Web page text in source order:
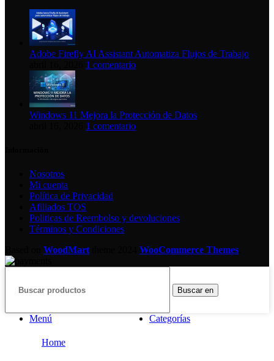
Adobe Firefly AI Assistant Automatiza Flujos de Trabajo
1 comentario
Windows 11 Mejora la Protección de Datos
1 comentario
Nosotros
Mi cuenta
Política de Privacidad
Afiliados TOS
Politicas de Reembolso y devoluciones
Términos y Condiciones
WoodMart WooCommerce Themes
Buscar en
Menú Categorías
Home